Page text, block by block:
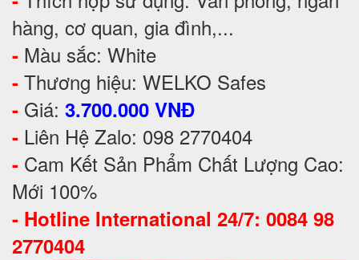
hàng, cơ quan, gia đình,...
- Màu sắc: White
- Thương hiệu: WELKO Safes
- Giá: 3.700.000 VNĐ
- Liên Hệ Zalo: 098 2770404
- Cam Kết Sản Phẩm Chất Lượng Cao:
Mới 100%
- Hotline International 24/7: 0084 98
2770404